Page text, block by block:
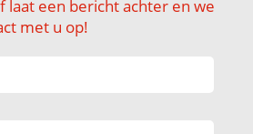
laat een bericht achter en we
met u op!